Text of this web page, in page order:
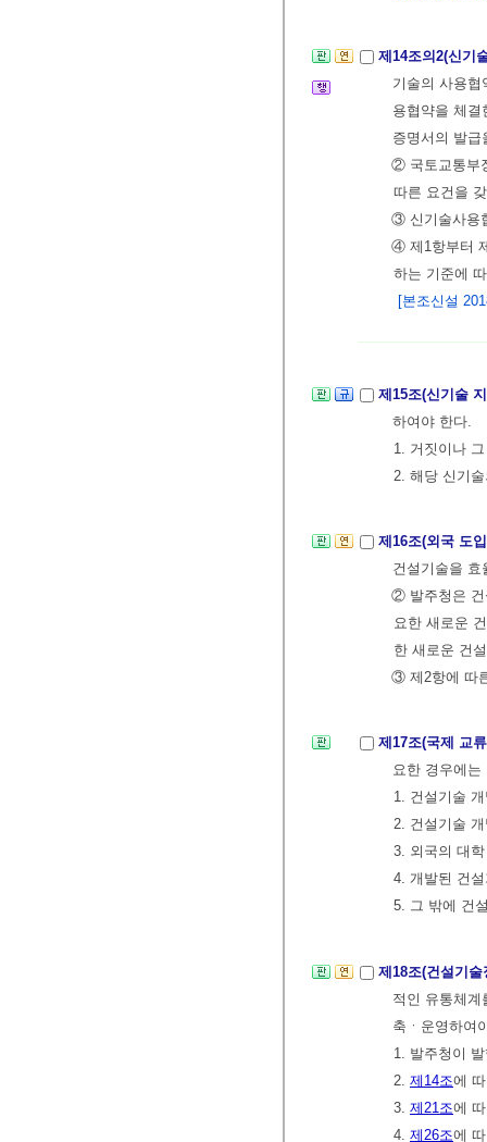
제14조의2(신기
기술의 사용협
용협약을 체
증명서의 발
② 국토교통부
따른 요건을
③ 신기술사용
④ 제1항부터
하는 기준에
[본조신설
제15조(신기술
하여야 한다.
1. 거짓이나
2. 해당 신기
제16조(외국 도
건설기술을
② 발주청은 건
요한 새로운
한 새로운 건
③ 제2항에 따
제17조(국제 교
요한 경우에
1. 건설기술
2. 건설기술
3. 외국의 대
4. 개발된 건
5. 그 밖에 건
제18조(건설기
적인 유통체
축ㆍ운영하여
1. 발주청이
2. 제14조에
3. 제21조에
4. 제26조에